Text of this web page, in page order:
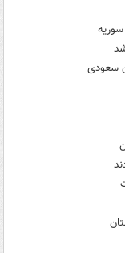
سوریه
سعودی